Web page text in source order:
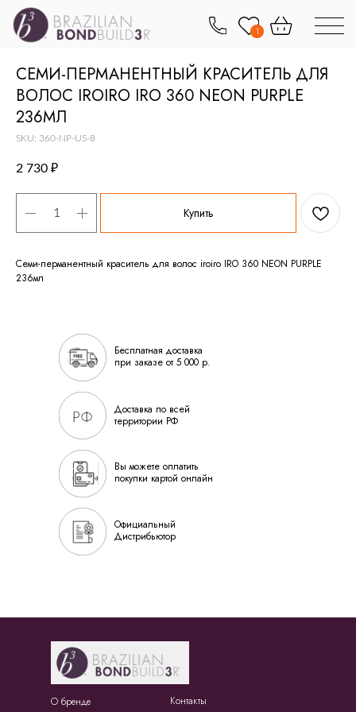
СЕМИ-ПЕРМАНЕНТНЫЙ КРАСИТЕЛЬ ДЛЯ
ВОЛОС IROIRO IRO 360 NEON PURPLE
236МЛ
SKU: 360-NP-US-8
2 730 ₽
Купить
Семи-перманентный краситель для волос iroiro IRO 360 NEON PURPLE
236мл
Официальный
Дистрибьютор
Вы можете оплатить
покупки картой онлайн
Доставка по всей
территории РФ
Бесплатная доставка
при заказе от 5 000 р.
О бренде Контакты